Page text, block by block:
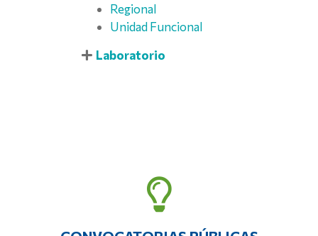
Regional
Unidad Funcional
Laboratorio